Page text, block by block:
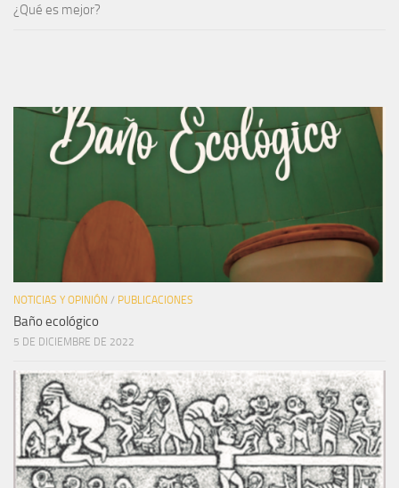
¿Qué es mejor?
NOTICIAS Y OPINIÓN / PUBLICACIONES
Baño ecológico
5 DE DICIEMBRE DE 2022